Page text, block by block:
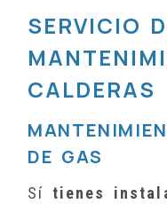
SERVICIO
CALDERAS
DE GAS
Sí tienes